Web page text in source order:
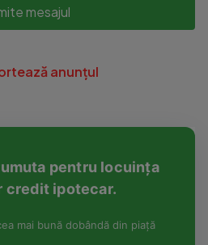
mesajul
anunțul
pentru locuința
credit ipotecar.
mai bună dobândă din piață